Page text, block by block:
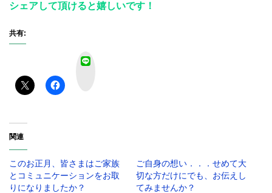
シェアして頂けると嬉しいです！
共有:
関連
このお正月、皆さまはご家族
とコミュニケーションをお取
りになりましたか？
ご自身の想い．．．せめて大
切な方だけにでも、お伝えし
てみませんか？